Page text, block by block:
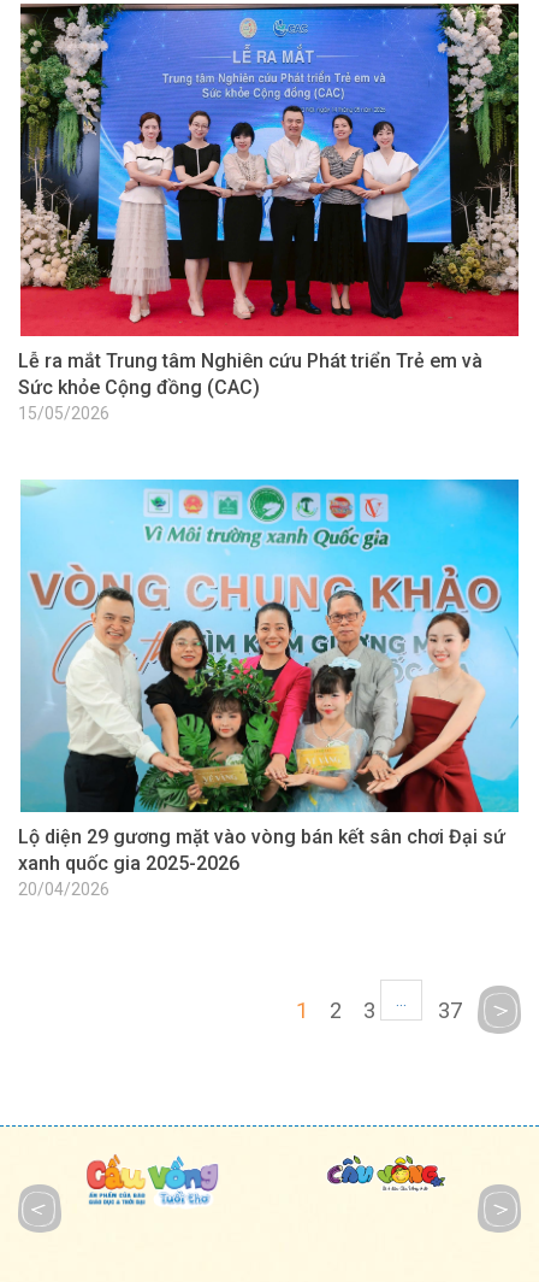
Lễ ra mắt Trung tâm Nghiên cứu Phát triển Trẻ em và
Sức khỏe Cộng đồng (CAC)
15/05/2026
Lộ diện 29 gương mặt vào vòng bán kết sân chơi Đại sứ
xanh quốc gia 2025-2026
20/04/2026
1 2 3 37